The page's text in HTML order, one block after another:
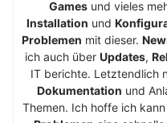
Gamesund vieles
Installation und
Problemen mit dieser.
ich auch über Updates,
IT berichte. Letztendlich
Dokumentation und
Themen. Ich hoffe ich